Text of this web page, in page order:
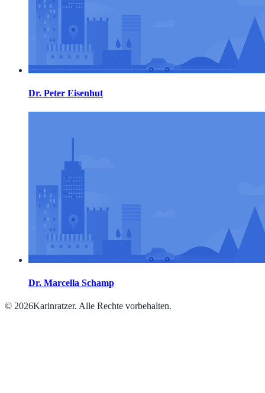
Dr. Peter Eisenhut
Dr. Marcella Schamp
© 2026Karinratzer. Alle Rechte vorbehalten.